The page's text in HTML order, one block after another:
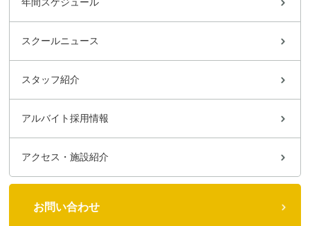
スクールニュース
スタッフ紹介
アルバイト採用情報
アクセス・施設紹介
お問い合わせ